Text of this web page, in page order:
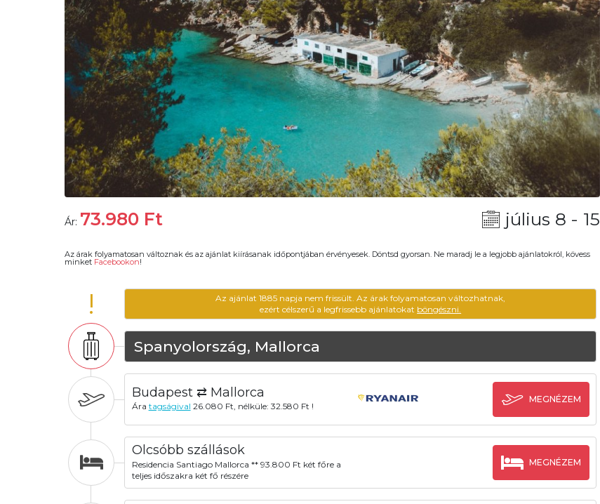
Ár: 73.980 Ft július 8 - 15
Az árak folyamatosan változnak és az ajánlat kiírásanak időpontjában érvényesek. Döntsd gyorsan. Ne maradj le a legjobb ajánlatokról, kövess
minket Facebookon!
!
Az ajánlat 1885 napja nem frissült. Az árak folyamatosan változhatnak,
ezért célszerű a legfrissebb ajánlatokat böngészni.
Spanyolország, Mallorca
Budapest ⇄ Mallorca
Ára tagságival 26.080 Ft, nélküle: 32.580 Ft !
MEGNÉZEM
Olcsóbb szállások
Residencia Santiago Mallorca ** 93.800 Ft két főre a
teljes időszakra két fő részére
MEGNÉZEM